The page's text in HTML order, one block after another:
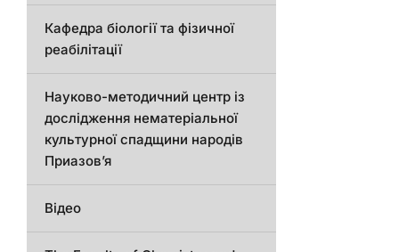
Кафедра біології та фізичної
реабілітації
Науково-методичний центр із
дослідження нематеріальної
культурної спадщини народів
Приазов’я
Відео